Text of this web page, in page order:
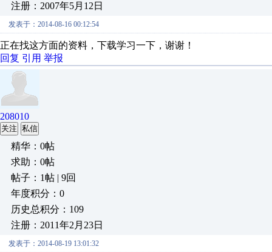
注册：2007年5月12日
发表于：2014-08-16 00:12:54
正在找这方面的资料，下载学习一下，谢谢！
回复 引用 举报
208010
关注 私信
精华：0帖
求助：0帖
帖子：1帖 | 9回
年度积分：0
历史总积分：109
注册：2011年2月23日
发表于：2014-08-19 13:01:32